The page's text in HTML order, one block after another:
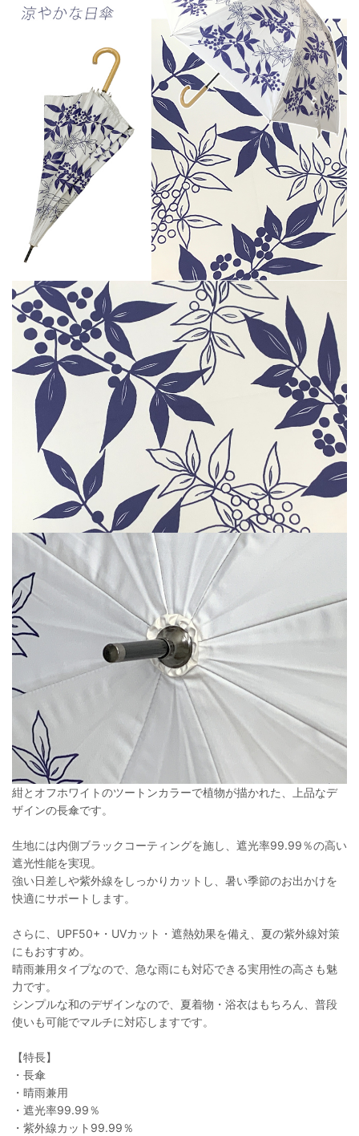
紺とオフホワイトのツートンカラーで植物が描かれた、上品なデ
ザインの長傘です。
生地には内側ブラックコーティングを施し、遮光率99.99％の高い
遮光性能を実現。
強い日差しや紫外線をしっかりカットし、暑い季節のお出かけを
快適にサポートします。
さらに、UPF50+・UVカット・遮熱効果を備え、夏の紫外線対策
にもおすすめ。
晴雨兼用タイプなので、急な雨にも対応できる実用性の高さも魅
力です。
シンプルな和のデザインなので、夏着物・浴衣はもちろん、普段
使いも可能でマルチに対応しますです。
【特長】
・長傘
・晴雨兼用
・遮光率99.99％
・紫外線カット99.99％